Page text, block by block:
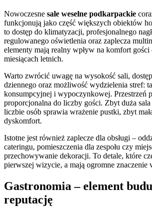
Nowoczesne sale weselne podkarpackie
funkcjonują jako część większych obiektów
to dostęp do klimatyzacji, profesjonalnego
regulowanego oświetlenia oraz zaplecza
elementy mają realny wpływ na komfort
miesiącach letnich.
Warto zwrócić uwagę na wysokość sali,
dziennego oraz możliwość wydzielenia stref:
konsumpcyjnej i wypoczynkowej. Przestrzeń
proporcjonalna do liczby gości. Zbyt duża
liczbie osób sprawia wrażenie pustki, zbyt
dyskomfort.
Istotne jest również zaplecze dla obsługi –
cateringu, pomieszczenia dla zespołu czy
przechowywanie dekoracji. To detale, które
pierwszej wizycie, a mają ogromne znaczenie
Gastronomia – element
reputację